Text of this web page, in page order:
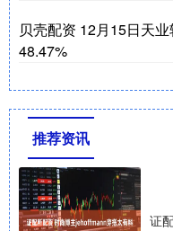
贝壳配资 12月15日天
48.47%
推荐资讯
证